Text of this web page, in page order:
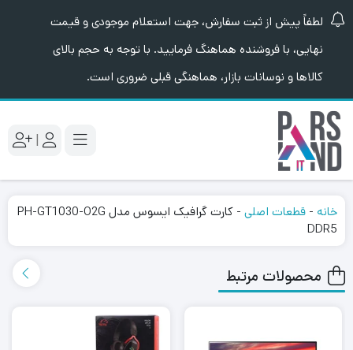
لطفاً پیش از ثبت سفارش، جهت استعلام موجودی و قیمت
نهایی، با فروشنده هماهنگ فرمایید. با توجه به حجم بالای
کالاها و نوسانات بازار، هماهنگی قبلی ضروری است.
|
خانه - قطعات اصلی -
کارت گرافیک ایسوس مدل PH-GT1030-O2G
DDR5
محصولات مرتبط